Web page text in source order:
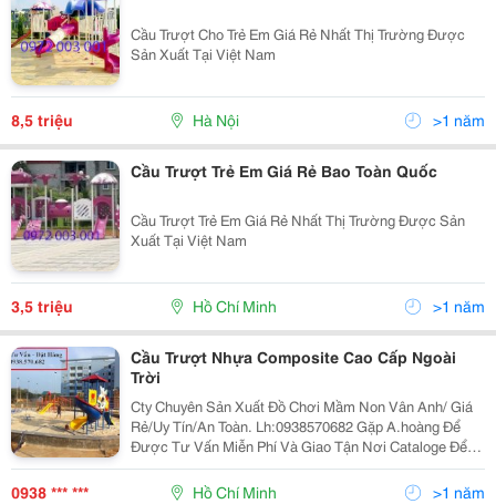
Cầu Trượt Cho Trẻ Em Giá Rẻ Nhất Thị Trường Được
Sản Xuất Tại Việt Nam
8,5 triệu Hà Nội >1 năm
Cầu Trượt Trẻ Em Giá Rẻ Bao Toàn Quốc
Cầu Trượt Trẻ Em Giá Rẻ Nhất Thị Trường Được Sản
Xuất Tại Việt Nam
3,5 triệu Hồ Chí Minh >1 năm
Cầu Trượt Nhựa Composite Cao Cấp Ngoài
Trời
Cty Chuyên Sản Xuất Đồ Chơi Mầm Non Vân Anh/ Giá
Rẻ/Uy Tín/An Toàn. Lh:0938570682 Gặp A.hoàng Để
Được Tư Vấn Miễn Phí Và Giao Tận Nơi Cataloge Để
Khách Hàng Thảm Khảo. Xưởng Sx:ấp 6B Xã Bình
Mỹ,Huyện Củ Chi,Tp.hcm Công Ty Tnhh Sx Tm Vân Anh
0938 *** *** Hồ Chí Minh >1 năm